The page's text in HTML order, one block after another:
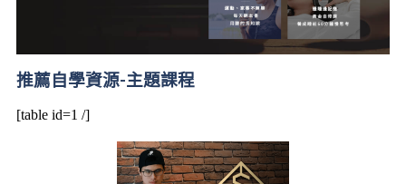
推薦自學資源-主題課程
[table id=1 /]